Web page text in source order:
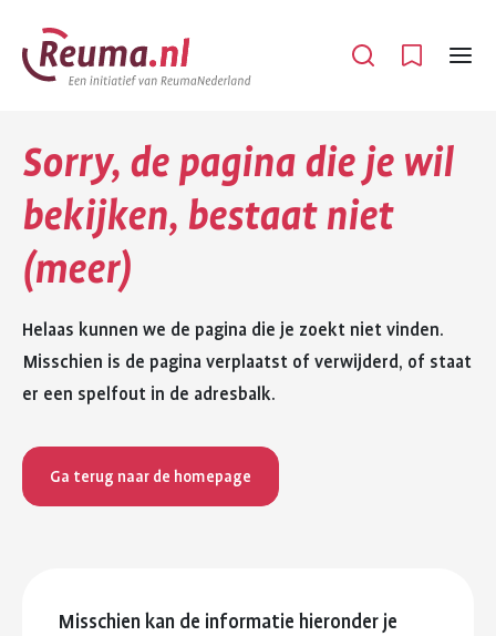
Spring
naar
hoofdinhoud
Spring
naar
footer
Open
Menu
Sorry, de pagina die je wil
bekijken, bestaat niet
(meer)
Helaas kunnen we de pagina die je zoekt niet vinden.
Misschien is de pagina verplaatst of verwijderd, of staat
er een spelfout in de adresbalk.
Ga terug naar de homepage
Misschien kan de informatie hieronder je